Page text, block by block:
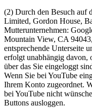
(2) Durch den Besuch auf
Limited, Gordon House,
Mutterunternehmen:
Mountain View, CA
entsprechende Unterseite
erfolgt unabhängig davon,
über das Sie eingeloggt
Wenn Sie bei YouTube
Ihrem Konto zugeordnet.
bei YouTube nicht
Buttons ausloggen.